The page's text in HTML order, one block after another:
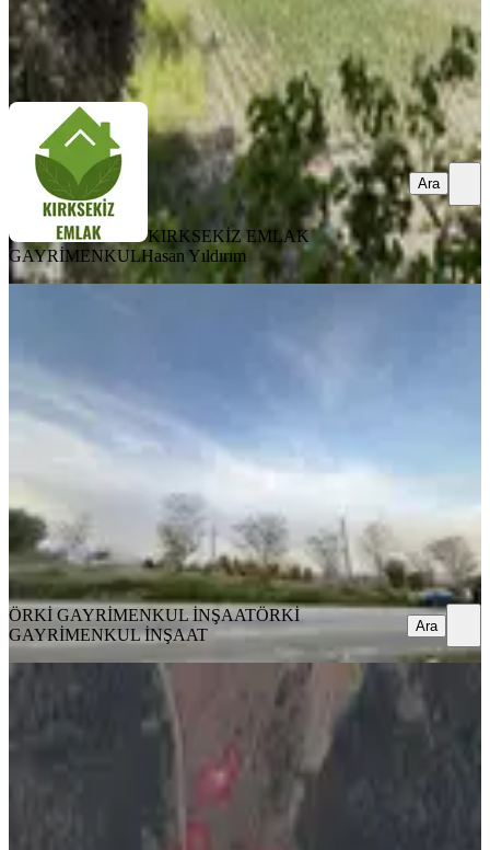
KIRKSEKİZ EMLAK GAYRİMENKUL Hasan Yıldırım
Ara
KIRKSEKİZ EMLAK
GAYRİMENKULHasan Yıldırım
Ara
9415 m²
ÖRKİ GAYRİMENKUL İNŞAATÖRKİ GAYRİMENKUL
İNŞAAT
Ara
ÖRKİ GAYRİMENKUL İNŞAATÖRKİ
GAYRİMENKUL İNŞAAT
Ara
Ayşah'tan Kale Karayayla'da Satılık
19.853 M2 Tarla
21.05.2026
1.700.000 ₺